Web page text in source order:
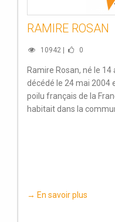
RAMIRE ROSAN
10942 | 0
Ramire Rosan, né le
décédé le 24 mai 2004
poilu français de la
habitait dans la
→ En savoir plus